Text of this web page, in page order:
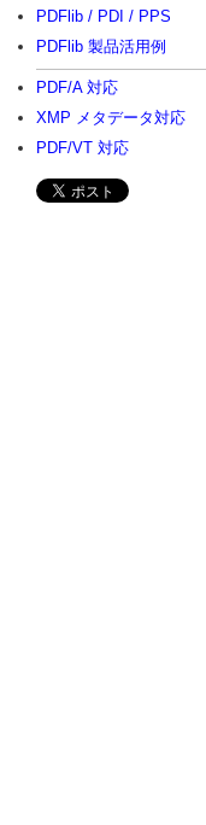
PDFlib / PDI / PPS
PDFlib 製品活用例
PDF/A 対応
XMP メタデータ対応
PDF/VT 対応